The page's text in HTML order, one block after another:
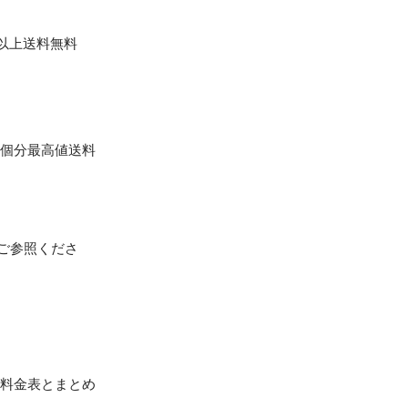
上送料無料
分最高値送料
参照くださ
金表とまとめ